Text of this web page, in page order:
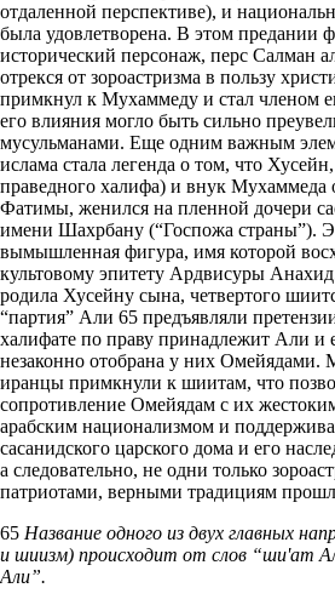
отдаленной перспективе), и
была удовлетворена. В этом предании
исторический персонаж, перс Салман
отрекся от зороастризма в пользу
примкнул к Мухаммеду и стал членом
его влияния могло быть сильно
мусульманами. Еще одним важным
ислама стала легенда о том, что
праведного халифа) и внук Мухаммеда
Фатимы, женился на пленной дочери
имени Шахрбану (“Госпожа страны”).
вымышленная фигура, имя которой
культовому эпитету Ардвисуры
родила Хусейну сына, четвертого
“партия” Али 65 предъявляли
халифате по праву принадлежит Али и
незаконно отобрана у них
иранцы примкнули к шиитам, что
сопротивление Омейядам с их
арабским национализмом и
сасанидского царского дома и его
а следовательно, не одни только
патриотами, верными традициям
65 Название одного из двух главных
и шиизм) происходит от слов “ши'ат
Али”.